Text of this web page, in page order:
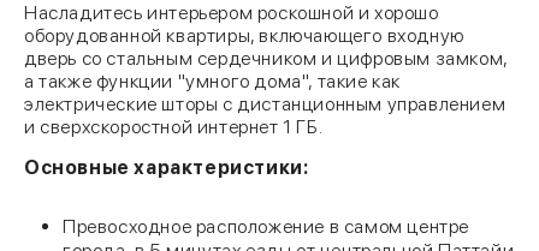
Насладитесь интерьером роскошной и хорошо
оборудованной квартиры, включающего входную
дверь со стальным сердечником и цифровым замком,
а также функции "умного дома", такие как
электрические шторы с дистанционным управлением
и сверхскоростной интернет 1 ГБ.
Основные характеристики:
Превосходное расположение в самом центре